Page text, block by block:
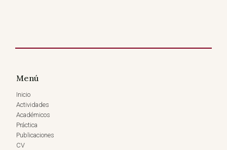
Menú
Inicio
Actividades
Académicos
Práctica
Publicaciones
CV